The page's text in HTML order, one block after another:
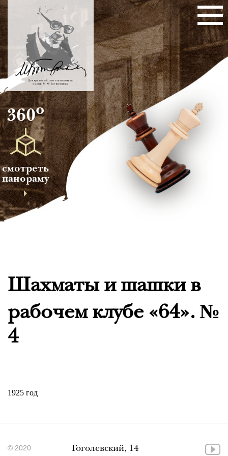
360о
смотреть
панораму
Шахматы и шашки в
рабочем клубе «64». №
4
1925 год
© 2020 Гоголевский, 14